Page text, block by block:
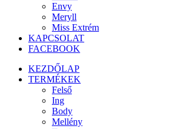
Envy
Meryll
Miss Extrém
KAPCSOLAT
FACEBOOK
KEZDŐLAP
TERMÉKEK
Felső
Ing
Body
Mellény